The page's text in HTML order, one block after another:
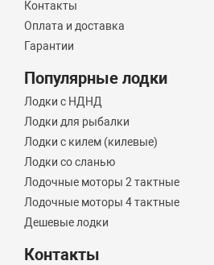
Контакты
Оплата и доставка
Гарантии
Популярные лодки
Лодки с НДНД
Лодки для рыбалки
Лодки с килем (килевые)
Лодки со сланью
Лодочные моторы 2 тактные
Лодочные моторы 4 тактные
Дешевые лодки
Контакты